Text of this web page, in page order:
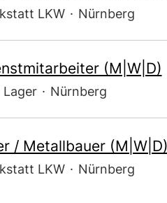
LKW · Nürnberg
(M|W|D)
Lager · Nürnberg
/ Metallbauer (M|W|D)
LKW · Nürnberg